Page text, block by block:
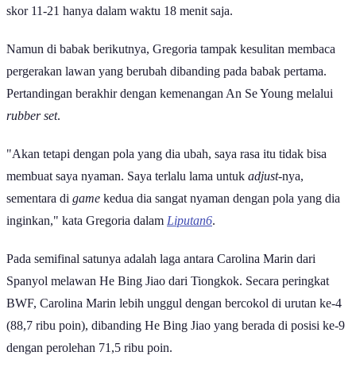
skor 11-21 hanya dalam waktu 18 menit saja.
Namun di babak berikutnya, Gregoria tampak kesulitan membaca
pergerakan lawan yang berubah dibanding pada babak pertama.
Pertandingan berakhir dengan kemenangan An Se Young melalui
rubber set.
"Akan tetapi dengan pola yang dia ubah, saya rasa itu tidak bisa
membuat saya nyaman. Saya terlalu lama untuk adjust-nya,
sementara di game kedua dia sangat nyaman dengan pola yang dia
inginkan," kata Gregoria dalam Liputan6.
Pada semifinal satunya adalah laga antara Carolina Marin dari
Spanyol melawan He Bing Jiao dari Tiongkok. Secara peringkat
BWF, Carolina Marin lebih unggul dengan bercokol di urutan ke-4
(88,7 ribu poin), dibanding He Bing Jiao yang berada di posisi ke-9
dengan perolehan 71,5 ribu poin.